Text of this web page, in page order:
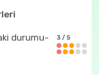
ettiği ürünler
durumu-
3 / 5